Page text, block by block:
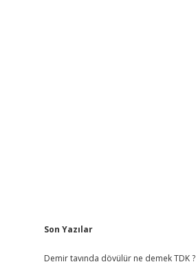
Sidebar
Son Yazılar
Demir tavında dövülür ne demek TDK ?
hiltonbetBetexper giriş adresi